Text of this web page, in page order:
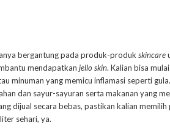
bergantung pada produk-produk skincare
mendapatkan jello skin. Kalian bisa
minuman yang memicu inflamasi seperti
dan sayur-sayuran serta makanan yang
dijual secara bebas, pastikan kalian
sehari, ya.